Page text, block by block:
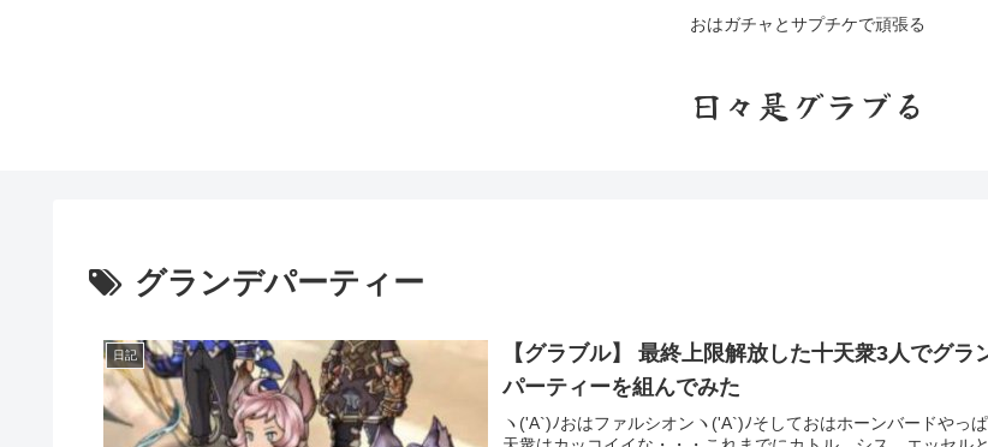
おはガチャとサプチケで頑張る
日々是グラブる
グランデパーティー
日記
【グラブル】 最終上限解放した十天衆3人でグラ
パーティーを組んでみた
ヽ('A`)ﾉおはファルシオンヽ('A`)ﾉそしておはホーンバードやっ